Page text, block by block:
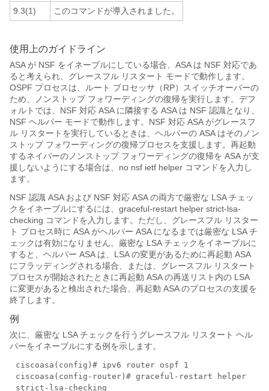
9.3(1)
このコマンドが導入されました。
使用上のガイドライン
ASA が NSF をイネーブルにしている場合、ASA は NSF 対応であ
ると考えられ、グレースフル リスタート モードで動作します。
OSPF プロセスは、ルート プロセッサ（RP）スイッチオーバーの
ため、ノンストップ フォワーディングの復帰を実行します。デフ
ォルトでは、NSF 対応 ASA に隣接する ASA は NSF 認識となり、
NSF ヘルパー モードで動作します。NSF 対応 ASA がグレースフ
ル リスタートを実行しているときは、ヘルパーの ASA はそのノン
ストップ フォワーディングの復帰プロセスを支援します。再起動
するネイバーのノンストップ フォワーディングの復帰を ASA が支
援しないようにする場合は、no nsf ietf helper コマンドを入力し
ます。
NSF 認識 ASA および NSF 対応 ASA の両方で厳密な LSA チェッ
クをイネーブルにするには、graceful-restart helper strict-lsa-
checking コマンドを入力します。ただし、グレースフル リスター
ト プロセス時に ASA がヘルパー ASA になるまでは厳密な LSA チ
ェックは有効になりません。厳密な LSA チェックをイネーブルに
すると、ヘルパー ASA は、LSA の変更があるために再起動 ASA
にフラッディングされる場合、または、グレースフル リスタート
プロセスが開始されたときに再起動 ASA の再送リスト内の LSA
に変更があると検出された場合、再起動 ASA のプロセスの支援を
終了します。
例
次に、厳密な LSA チェックを行うグレースフル リスタート ヘル
パーをイネーブルにする例を示します。
ciscoasa(config)# ipv6 router ospf 1
ciscoasa(config-router)# graceful-restart helper
strict-lsa-checking